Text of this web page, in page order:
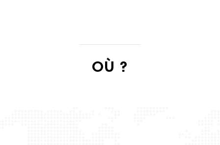
OÙ ?